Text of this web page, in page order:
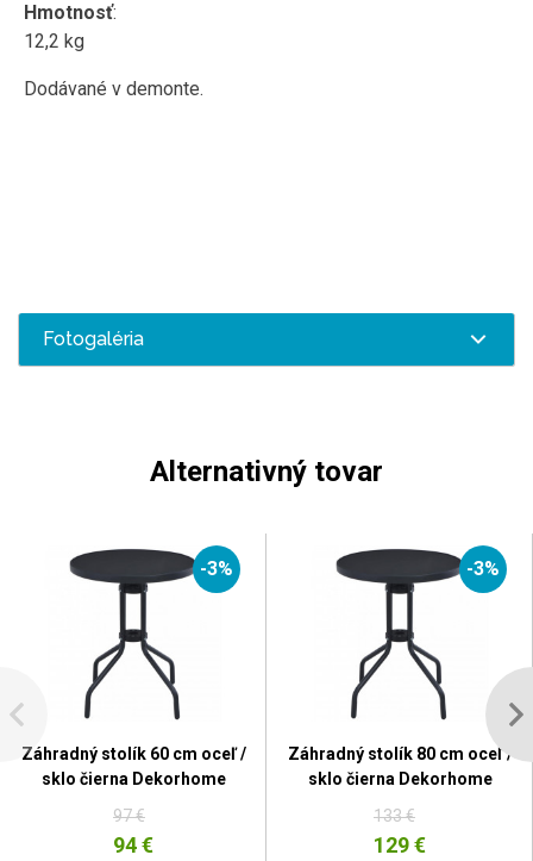
Hmotnosť:
12,2 kg
Dodávané v demonte.
Fotogaléria
Alternativný tovar
-3%
Záhradný stolík 60 cm oceľ /
sklo čierna Dekorhome
97 €
94 €
-3%
Záhradný stolík 80 cm oceľ /
sklo čierna Dekorhome
133 €
129 €